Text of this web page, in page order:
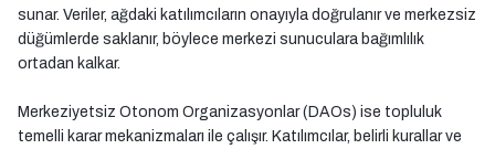
sunar. Veriler, ağdaki katılımcıların onayıyla doğrulanır ve merkezsiz
düğümlerde saklanır, böylece merkezi sunuculara bağımlılık
ortadan kalkar.
Merkeziyetsiz Otonom Organizasyonlar (DAOs) ise topluluk
temelli karar mekanizmaları ile çalışır. Katılımcılar, belirli kurallar ve